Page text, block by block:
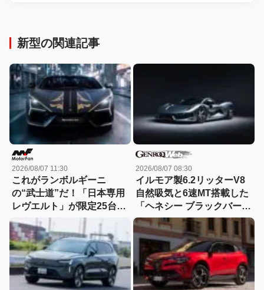
新型の関連記事
2026/08/07 11:30
これがランボルギーニ
の“武士道”だ！「日本専用
レヴエルト」が限定25台で
誕生!! その理由とは……？
2026/08/07 08:30
イルモア製6.2リッターV8
自然吸気と6速MT搭載した
「ヘネシー ブラックバー
ド」がデビュー【動画】